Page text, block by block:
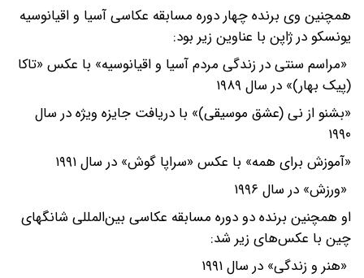
همچنین وی برنده چهار دوره مسابقه عکاسی آسیا و اقیانوسیه
یونسکو در ژاپن با عناوین زیر بود:
«مراسم سنتی در زندگی مردم آسیا و اقیانوسیه» با عکس «تاکا
(پیک بهار)» در سال ۱۹۸۹
«بشنو از نی (عشق موسیقی)» با دریافت جایزه ویژه در سال
۱۹۹۰
«آموزش برای همه» با عکس «سراپا گوش» در سال ۱۹۹۱
«ورزش» در سال ۱۹۹۶
او همچنین برنده دو دوره مسابقه عکاسی بین‌المللی شانگهای
چین با عکس‌های زیر شد:
«هنر و زندگی» در سال ۱۹۹۱